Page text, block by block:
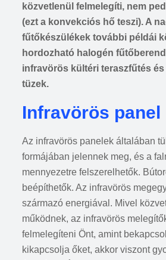
közvetlenül felmelegíti, nem
(ezt a konvekciós hő teszi). A
fűtőkészülékek további példái
hordozható halogén
infravörös kültéri teraszfűtés
tüzek.
Infravörös panel
Az infravörös panelek általában
formájában jelennek meg, és a
mennyezetre felszerelhetők.
beépíthetők. Az infravörös
származó energiával. Mivel
működnek, az infravörös
felmelegíteni Önt, amint
kikapcsolja őket, akkor viszont